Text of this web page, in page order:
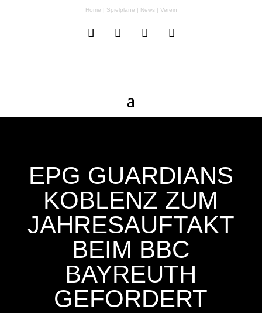
Home | Spielpläne | News| Verein
EPG GUARDIANS
KOBLENZ ZUM
JAHRESAUFTAKT
BEIM BBC
BAYREUTH
GEFORDERT